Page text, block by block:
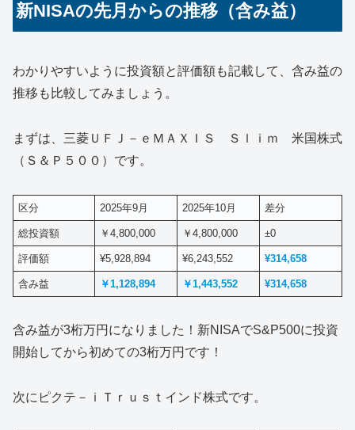
新NISAの先月からの推移（含み益）
わかりやすいように投資額と評価額も記載して、含み益の
推移も比較してみましょう。
まずは、三菱ＵＦＪ－ｅＭＡＸＩＳ Ｓｌｉｍ 米国株式
（Ｓ＆Ｐ５００）です。
区分 2025年9月 2025年10月 差分
総投資額 ￥4,800,000 ￥4,800,000 ±0
評価額 ¥5,928,894 ¥6,243,552 ¥314,658
含み益 ￥1,128,894 ￥1,443,552 ¥314,658
含み益が3桁万円になりました！新NISAでS&P500に投資
開始してから初めての3桁万円です！
次にピクテ－ｉＴｒｕｓｔインド株式です。